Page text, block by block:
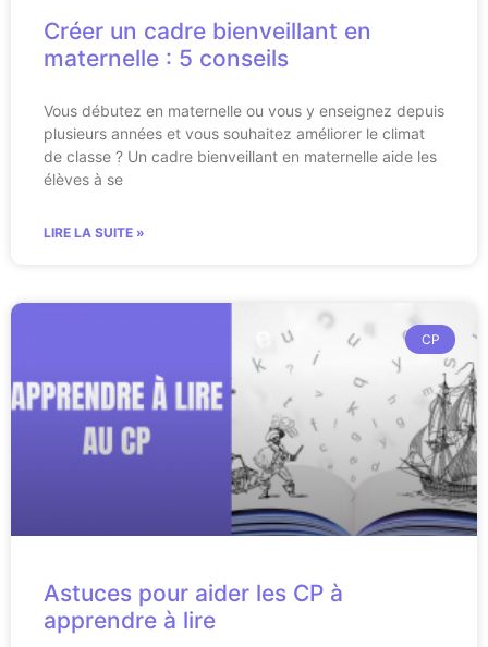
Créer un cadre bienveillant en
maternelle : 5 conseils
Vous débutez en maternelle ou vous y enseignez depuis
plusieurs années et vous souhaitez améliorer le climat
de classe ? Un cadre bienveillant en maternelle aide les
élèves à se
LIRE LA SUITE »
CP
Astuces pour aider les CP à
apprendre à lire